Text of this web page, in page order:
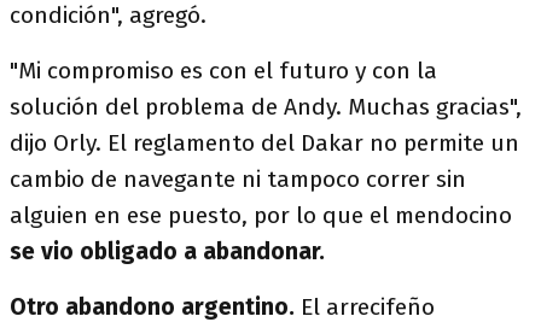
condición", agregó.
"Mi compromiso es con el futuro y con la
solución del problema de Andy. Muchas gracias",
dijo Orly. El reglamento del Dakar no permite un
cambio de navegante ni tampoco correr sin
alguien en ese puesto, por lo que el mendocino
se vio obligado a abandonar.
Otro abandono argentino. El arrecifeño